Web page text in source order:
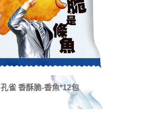
孔雀 香酥脆-香魚*12包